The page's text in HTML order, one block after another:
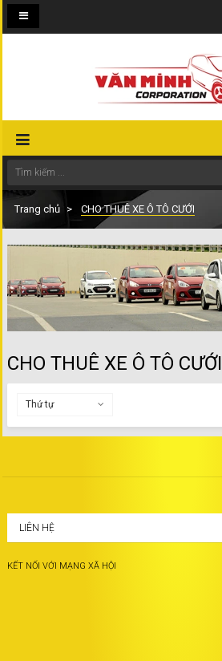
Toggle
navigation
Trang chủ CHO THUÊ XE Ô TÔ CƯỚI
CHO THUÊ XE Ô TÔ CƯỚI
Thứ tự
LIÊN HỆ
KẾT NỐI VỚI MẠNG XÃ HỘI